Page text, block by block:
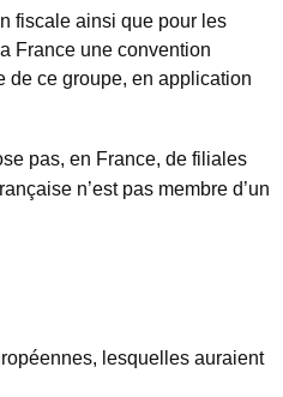
fiscale ainsi que pour les
France une convention
de ce groupe, en application
pas, en France, de filiales
n’est pas membre d’un
lesquelles auraient